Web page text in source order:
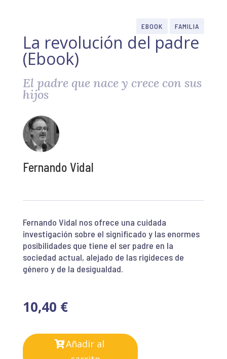
EBOOK FAMILIA
La revolución del padre
(Ebook)
El padre que nace y crece con sus
hijos
Fernando Vidal
Fernando Vidal nos ofrece una cuidada
investigación sobre el significado y las enormes
posibilidades que tiene el ser padre en la
sociedad actual, alejado de las rigideces de
género y de la desigualdad.
10,40 €
Añadir al